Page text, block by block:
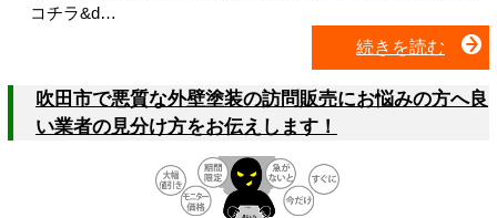
コチラ&d…
続きを読む
吹田市で悪質な外壁塗装の訪問販売にお悩みの方へ良
い業者の見分け方をお伝えします！